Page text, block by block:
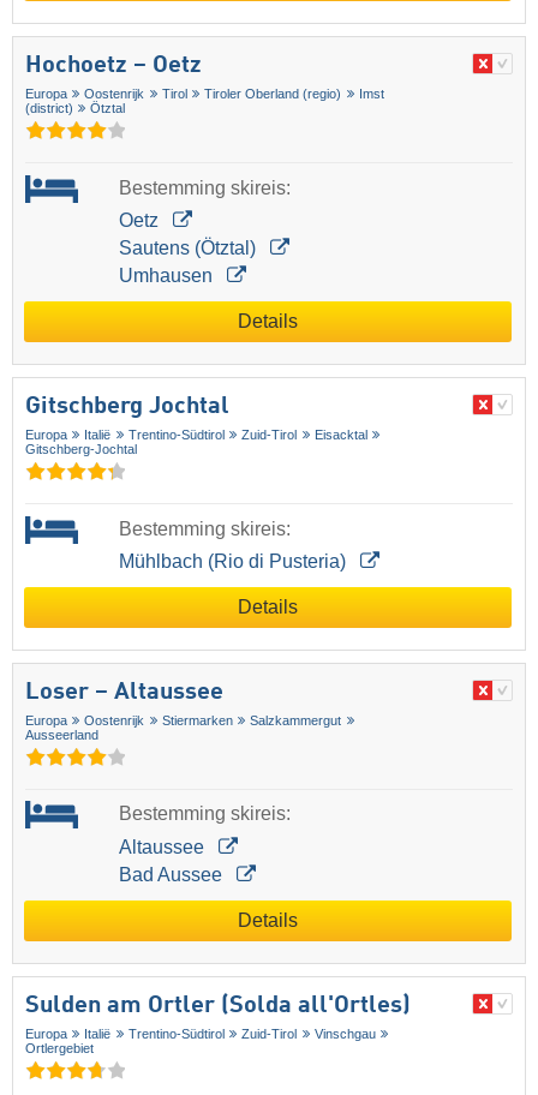
Hochoetz – Oetz
Europa Oostenrijk Tirol Tiroler Oberland (regio)
Imst
(district)
Ötztal
Bestemming skireis:
Oetz
Sautens (Ötztal)
Umhausen
Details
Gitschberg Jochtal
Europa Italië Trentino-Südtirol Zuid-Tirol
Eisacktal
Gitschberg-Jochtal
Bestemming skireis:
Mühlbach (Rio di Pusteria)
Details
Loser – Altaussee
Europa Oostenrijk Stiermarken
Salzkammergut
Ausseerland
Bestemming skireis:
Altaussee
Bad Aussee
Details
Sulden am Ortler (Solda all'Ortles)
Europa Italië Trentino-Südtirol Zuid-Tirol
Vinschgau
Ortlergebiet